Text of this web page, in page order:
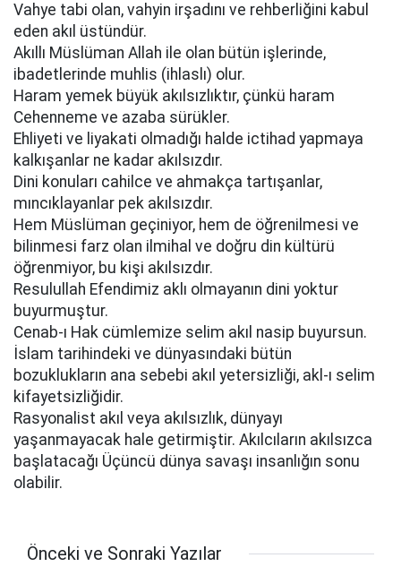
Vahye tabi olan, vahyin irşadını ve rehberliğini kabul
eden akıl üstündür.
Akıllı Müslüman Allah ile olan bütün işlerinde,
ibadetlerinde muhlis (ihlaslı) olur.
Haram yemek büyük akılsızlıktır, çünkü haram
Cehenneme ve azaba sürükler.
Ehliyeti ve liyakati olmadığı halde ictihad yapmaya
kalkışanlar ne kadar akılsızdır.
Dini konuları cahilce ve ahmakça tartışanlar,
mıncıklayanlar pek akılsızdır.
Hem Müslüman geçiniyor, hem de öğrenilmesi ve
bilinmesi farz olan ilmihal ve doğru din kültürü
öğrenmiyor, bu kişi akılsızdır.
Resulullah Efendimiz aklı olmayanın dini yoktur
buyurmuştur.
Cenab-ı Hak cümlemize selim akıl nasip buyursun.
İslam tarihindeki ve dünyasındaki bütün
bozuklukların ana sebebi akıl yetersizliği, akl-ı selim
kifayetsizliğidir.
Rasyonalist akıl veya akılsızlık, dünyayı
yaşanmayacak hale getirmiştir. Akılcıların akılsızca
başlatacağı Üçüncü dünya savaşı insanlığın sonu
olabilir.
Önceki ve Sonraki Yazılar